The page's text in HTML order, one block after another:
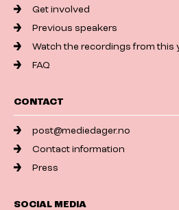
Get involved
Previous speakers
Watch the recordings from this
FAQ
CONTACT
post@mediedager.no
Contact information
Press
SOCIAL MEDIA